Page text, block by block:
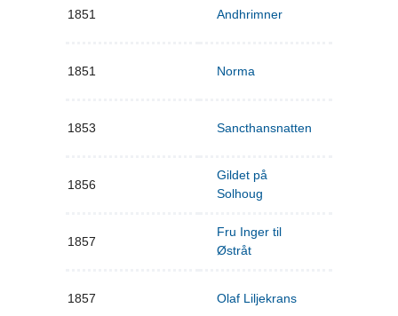
1851 Andhrimner
1851 Norma
1853 Sancthansnatten
1856
Gildet på
Solhoug
1857
Fru Inger til
Østråt
1857 Olaf Liljekrans